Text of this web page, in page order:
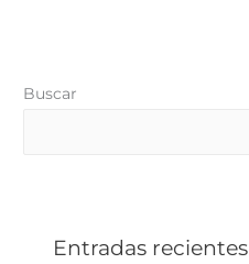
Buscar
Entradas recientes